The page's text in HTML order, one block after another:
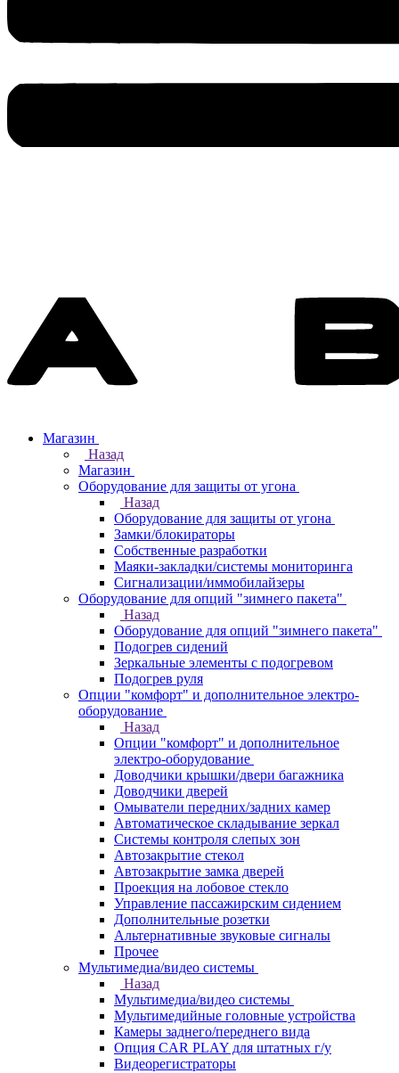
Магазин
Назад
Магазин
Оборудование для защиты от угона
Назад
Оборудование для защиты от угона
Замки/блокираторы
Собственные разработки
Маяки-закладки/системы мониторинга
Сигнализации/иммобилайзеры
Оборудование для опций "зимнего пакета"
Назад
Оборудование для опций "зимнего пакета"
Подогрев сидений
Зеркальные элементы с подогревом
Подогрев руля
Опции "комфорт" и дополнительное электро-
оборудование
Назад
Опции "комфорт" и дополнительное
электро-оборудование
Доводчики крышки/двери багажника
Доводчики дверей
Омыватели передних/задних камер
Автоматическое складывание зеркал
Системы контроля слепых зон
Автозакрытие стекол
Автозакрытие замка дверей
Проекция на лобовое стекло
Управление пассажирским сидением
Дополнительные розетки
Альтернативные звуковые сигналы
Прочее
Мультимедиа/видео системы
Назад
Мультимедиа/видео системы
Мультимедийные головные устройства
Камеры заднего/переднего вида
Опция CAR PLAY для штатных г/у
Видеорегистраторы